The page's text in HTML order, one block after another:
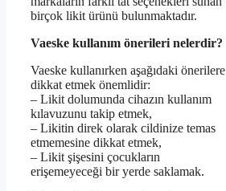
birçok likit ürünü bulunmaktadır.
Vaeske kullanım önerileri nelerdir?
Vaeske kullanırken aşağıdaki önerilere
dikkat etmek önemlidir:
– Likit dolumunda cihazın kullanım
kılavuzunu takip etmek,
– Likitin direk olarak cildinize temas
etmemesine dikkat etmek,
– Likit şişesini çocukların
erişemeyeceği bir yerde saklamak.